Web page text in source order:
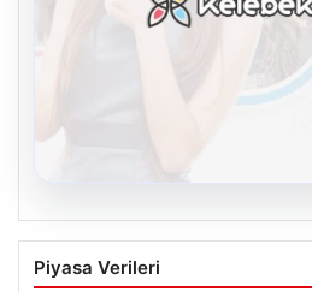
Kelebek.Org İle Sanal
Adresi Ve Muhabbet
Piyasa Verileri